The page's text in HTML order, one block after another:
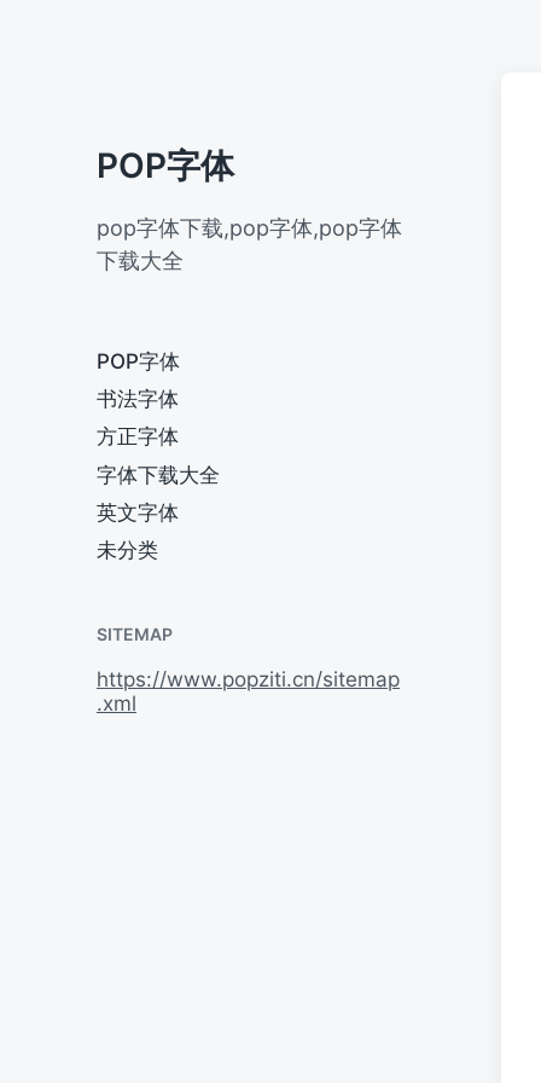
POP字体
pop字体下载,pop字体,pop字体
下载大全
POP字体
书法字体
方正字体
字体下载大全
英文字体
未分类
SITEMAP
https://www.popziti.cn/sitemap
.xml